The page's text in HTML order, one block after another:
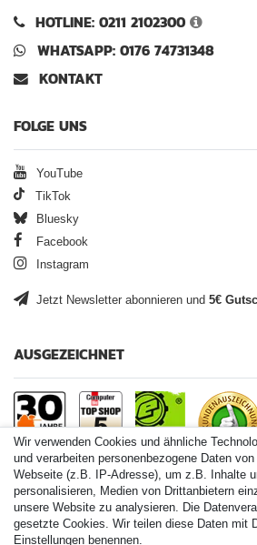
HOTLINE: 0211 2102300
WHATSAPP: 0176 74731348
KONTAKT
FOLGE UNS
YouTube
TikTok
Bluesky
Facebook
Instagram
Jetzt Newsletter abonnieren und 5€
AUSGEZEICHNET
Paintball.de World
Paintball Shop International
Spares Shop North America
Wir verwenden Cookies und ähnliche
und verarbeiten personenbezogene Daten
Webseite (z.B. IP-Adresse), um z.B. Inhalte
personalisieren, Medien von Drittanbietern
unsere Website zu analysieren. Die
gesetzte Cookies. Wir teilen diese Daten mit
Einstellungen benennen.